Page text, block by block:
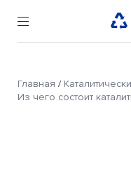
Главная /
Из чего состоит